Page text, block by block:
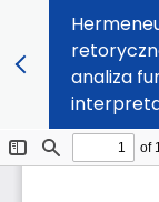
analiza